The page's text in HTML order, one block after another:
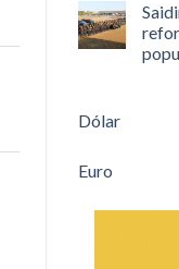
Dólar
Euro